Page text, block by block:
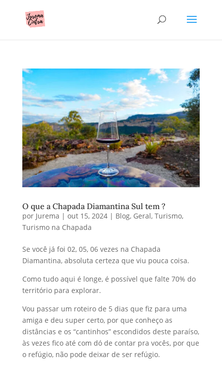
O que a Chapada Diamantina Sul tem ?
por Jurema | out 15, 2024| Blog, Geral, Turismo,
Turismo na Chapada
Se você já foi 02, 05, 06 vezes na Chapada
Diamantina, absoluta certeza que viu pouca coisa.
Como tudo aqui é longe, é possível que falte 70% do
território para explorar.
Vou passar um roteiro de 5 dias que fiz para uma
amiga e deu super certo, por que conheço as
distâncias e os “cantinhos” escondidos deste paraíso,
às vezes fico até com dó de contar pra vocês, por que
o refúgio, não pode deixar de ser refúgio.